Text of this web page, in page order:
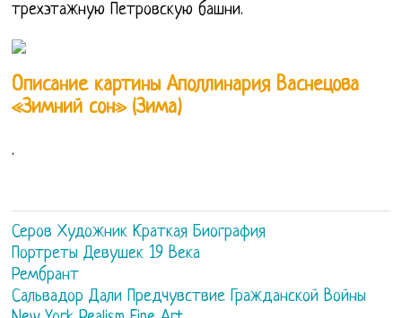
трехэтажную Петровскую башни.
Описание картины Аполлинария Васнецова
«Зимний сон» (Зима)
.
Серов Художник Краткая Биография
Портреты Девушек 19 Века
Рембрант
Сальвадор Дали Предчувствие Гражданской Войны